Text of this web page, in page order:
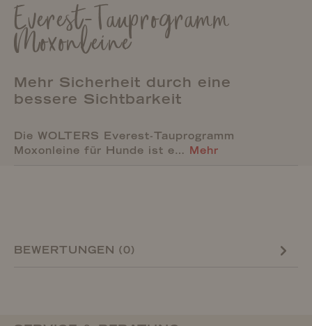
Everest-Tauprogramm
Moxonleine
Mehr Sicherheit durch eine
bessere Sichtbarkeit
Die WOLTERS Everest-Tauprogramm
Moxonleine für Hunde ist e… Mehr
BEWERTUNGEN (0)